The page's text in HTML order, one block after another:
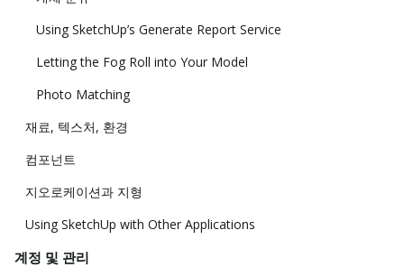
Using SketchUp’s Generate Report Service
Letting the Fog Roll into Your Model
Photo Matching
재료, 텍스처, 환경
컴포넌트
지오로케이션과 지형
Using SketchUp with Other Applications
계정 및 관리